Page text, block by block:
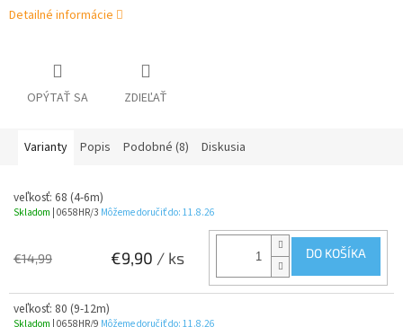
Detailné informácie
OPÝTAŤ SA ZDIEĽAŤ
Varianty Popis Podobné (8) Diskusia
veľkosť: 68 (4-6m)
Skladom | 0658HR/3 Môžeme doručiť do: 11.8.26
€14,99 €9,90 / ks DO KOŠÍKA
veľkosť: 80 (9-12m)
Skladom | 0658HR/9 Môžeme doručiť do: 11.8.26